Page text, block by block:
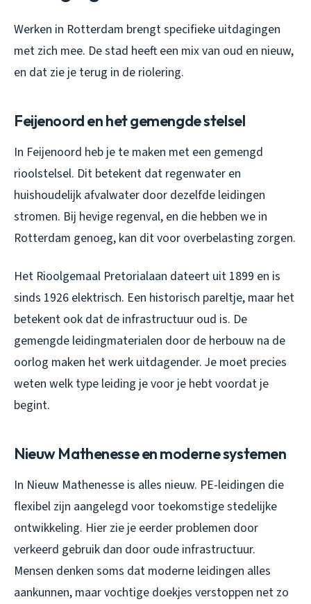
Werken in Rotterdam brengt specifieke uitdagingen
met zich mee. De stad heeft een mix van oud en nieuw,
en dat zie je terug in de riolering.
Feijenoord en het gemengde stelsel
In Feijenoord heb je te maken met een gemengd
rioolstelsel. Dit betekent dat regenwater en
huishoudelijk afvalwater door dezelfde leidingen
stromen. Bij hevige regenval, en die hebben we in
Rotterdam genoeg, kan dit voor overbelasting zorgen.
Het Rioolgemaal Pretorialaan dateert uit 1899 en is
sinds 1926 elektrisch. Een historisch pareltje, maar het
betekent ook dat de infrastructuur oud is. De
gemengde leidingmaterialen door de herbouw na de
oorlog maken het werk uitdagender. Je moet precies
weten welk type leiding je voor je hebt voordat je
begint.
Nieuw Mathenesse en moderne systemen
In Nieuw Mathenesse is alles nieuw. PE-leidingen die
flexibel zijn aangelegd voor toekomstige stedelijke
ontwikkeling. Hier zie je eerder problemen door
verkeerd gebruik dan door oude infrastructuur.
Mensen denken soms dat moderne leidingen alles
aankunnen, maar vochtige doekjes verstoppen net zo